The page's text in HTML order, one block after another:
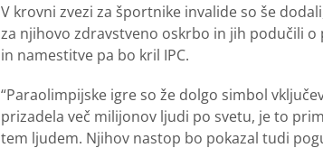
V krovni zvezi za športnike invalide so še
za njihovo zdravstveno oskrbo in jih podučili
in namestitve pa bo kril IPC.
“Paraolimpijske igre so že dolgo simbol
prizadela več milijonov ljudi po svetu, je to
tem ljudem. Njihov nastop bo pokazal tudi